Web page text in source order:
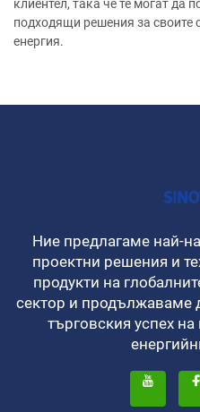
клиентел, така че те могат да
подходящи решения за своите
енергия.
Ние предлагаме най-
проектни решения и
продукти на
сектор и продължаваме
търговския успех